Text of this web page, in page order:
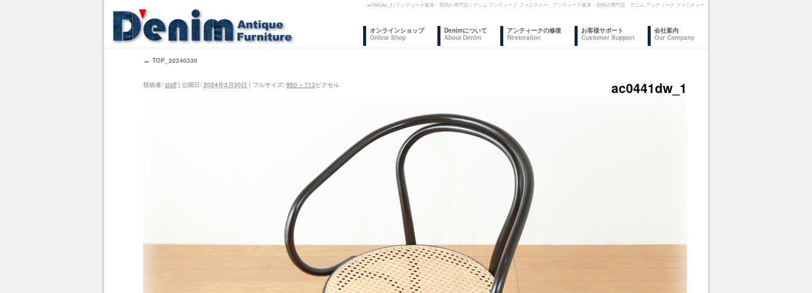
ac0441dw_1 | アンティーク家具・照明の専門店｜デニム アンティーク ファニチャー。アンティーク家具・照明の専門店 デニム アンティーク ファニチャー
ン
キ
オンラインショップ
Online Shop
Denimについて
About Denim
アンティークの修復
Restoration
お客様サポート
Customer Support
会社案内
Our Company
← TOP_20240330
ac0441dw_1
投稿者: staff | 公開日: 2024年3月30日 | フルサイズ: 950 × 713 ピクセル